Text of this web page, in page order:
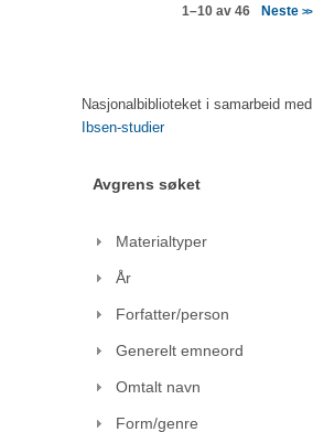
1–10 av 46 Neste>>
Nasjonalbiblioteket i samarbeid med
Ibsen-studier
Avgrens søket
Materialtyper
År
Forfatter/person
Generelt emneord
Omtalt navn
Form/genre